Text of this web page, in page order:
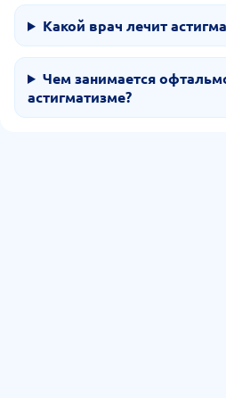
Какой врач лечит
Чем занимается
астигматизме?